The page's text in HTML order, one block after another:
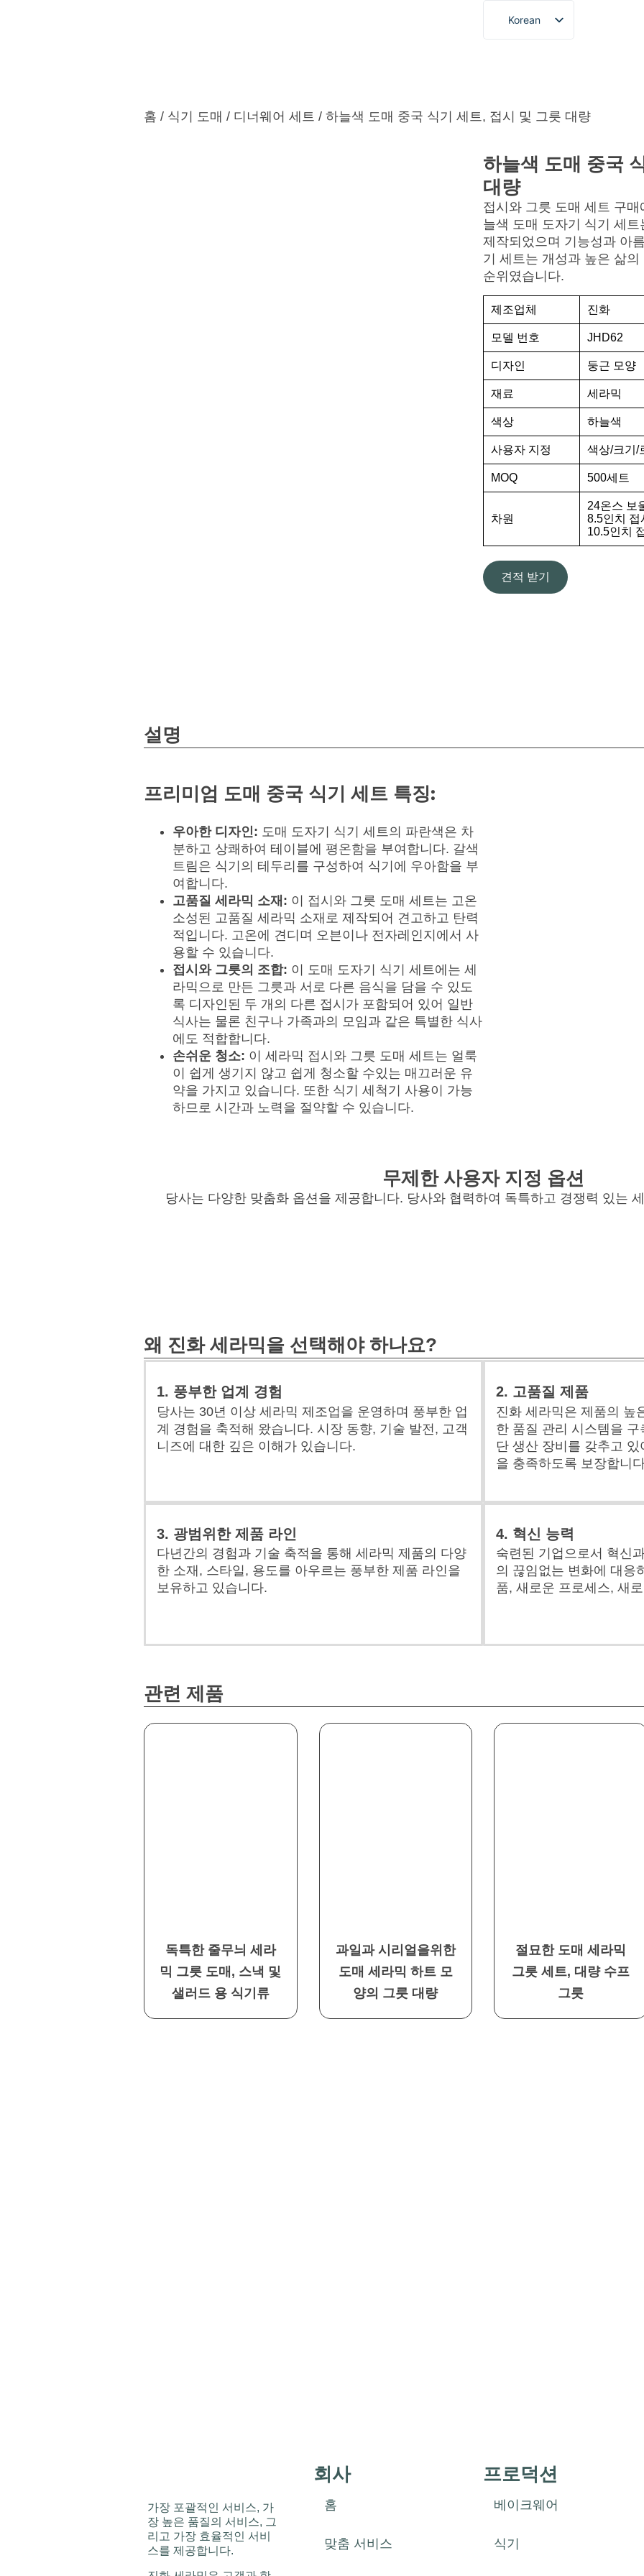
Korean
English
Spanish
Arabic
Japanese
홈 / 식기 도매 / 디너웨어 세트 / 하늘색 도매 중국 식기 세트, 접시 및 그릇 대량
하늘색 도매 중국
대량
접시와 그릇 도매 세트 구
늘색 도매 도자기 식기 세
제작되었으며 기능성과 아
기 세트는 개성과 높은 삶
순위였습니다.
제조업체 진화
모델 번호 JHD62
디자인 둥근 모양
재료 세라믹
색상 하늘색
사용자 지정 색상/크기/
MOQ 500세트
차원
24온스 보
8.5인치 접
10.5인치
견적 받기
설명
프리미엄 도매 중국 식기 세트 특징:
우아한 디자인: 도매 도자기 식기 세트의 파란색은 차
분하고 상쾌하여 테이블에 평온함을 부여합니다. 갈색
트림은 식기의 테두리를 구성하여 식기에 우아함을 부
여합니다.
고품질 세라믹 소재: 이 접시와 그릇 도매 세트는 고온
소성된 고품질 세라믹 소재로 제작되어 견고하고 탄력
적입니다. 고온에 견디며 오븐이나 전자레인지에서 사
용할 수 있습니다.
접시와 그릇의 조합: 이 도매 도자기 식기 세트에는 세
라믹으로 만든 그릇과 서로 다른 음식을 담을 수 있도
록 디자인된 두 개의 다른 접시가 포함되어 있어 일반
식사는 물론 친구나 가족과의 모임과 같은 특별한 식사
에도 적합합니다.
손쉬운 청소: 이 세라믹 접시와 그릇 도매 세트는 얼룩
이 쉽게 생기지 않고 쉽게 청소할 수있는 매끄러운 유
약을 가지고 있습니다. 또한 식기 세척기 사용이 가능
하므로 시간과 노력을 절약할 수 있습니다.
무제한 사용자 지정 옵션
당사는 다양한 맞춤화 옵션을 제공합니다. 당사와 협력하여 독특하고 경쟁력 있는
왜 진화 세라믹을 선택해야 하나요?
1. 풍부한 업계 경험
당사는 30년 이상 세라믹 제조업을 운영하며 풍부한 업
계 경험을 축적해 왔습니다. 시장 동향, 기술 발전, 고객
니즈에 대한 깊은 이해가 있습니다.
2. 고품질 제품
진화 세라믹은 제품의 높
한 품질 관리 시스템을
단 생산 장비를 갖추고
을 충족하도록 보장합니
3. 광범위한 제품 라인
다년간의 경험과 기술 축적을 통해 세라믹 제품의 다양
한 소재, 스타일, 용도를 아우르는 풍부한 제품 라인을
보유하고 있습니다.
4. 혁신 능력
숙련된 기업으로서 혁신
의 끊임없는 변화에 대응
품, 새로운 프로세스, 새
관련 제품
독특한 줄무늬 세라
믹 그릇 도매, 스낵 및
샐러드 용 식기류
과일과 시리얼을위한
도매 세라믹 하트 모
양의 그릇 대량
절묘한 도매 세라믹
그릇 세트, 대량 수프
그릇
가장 포괄적인 서비스, 가
장 높은 품질의 서비스, 그
리고 가장 효율적인 서비
스를 제공합니다.
회사
홈
맞춤 서비스
프로덕션
베이크웨어
식기